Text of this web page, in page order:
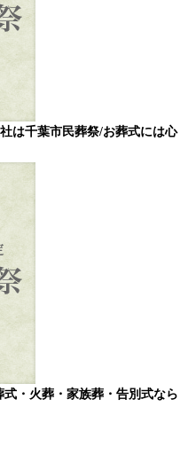
は千葉市民葬祭/お葬式には心
・火葬・家族葬・告別式なら